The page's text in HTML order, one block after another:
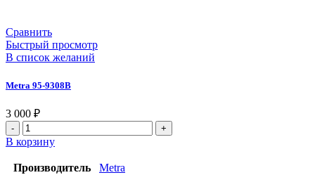
Сравнить
Быстрый просмотр
В список желаний
Metra 95-9308B
3 000 ₽
В корзину
Производитель Metra